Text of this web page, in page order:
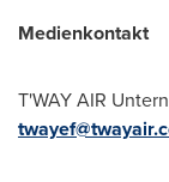
Medienkontakt
T'WAY AIR